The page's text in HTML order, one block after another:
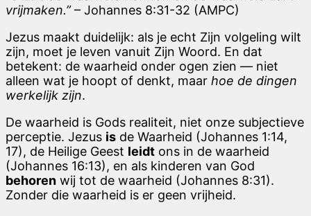
vrijmaken.”– Johannes 8:31-32 (AMPC)
Jezus maakt duidelijk: als je echt Zijn volgeling wilt
zijn, moet je leven vanuit Zijn Woord. En dat
betekent: de waarheid onder ogen zien — niet
alleen wat je hoopt of denkt, maar hoe de dingen
werkelijk zijn.
De waarheid is Gods realiteit, niet onze subjectieve
perceptie. Jezus is de Waarheid (Johannes 1:14,
17), de Heilige Geest leidt ons in de waarheid
(Johannes 16:13), en als kinderen van God
behoren wij tot de waarheid (Johannes 8:31).
Zonder die waarheid is er geen vrijheid.